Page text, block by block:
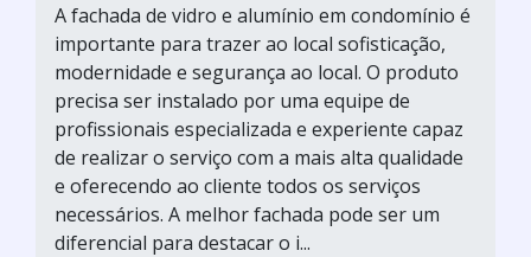
A fachada de vidro e alumínio em condomínio é
importante para trazer ao local sofisticação,
modernidade e segurança ao local. O produto
precisa ser instalado por uma equipe de
profissionais especializada e experiente capaz
de realizar o serviço com a mais alta qualidade
e oferecendo ao cliente todos os serviços
necessários. A melhor fachada pode ser um
diferencial para destacar o i...